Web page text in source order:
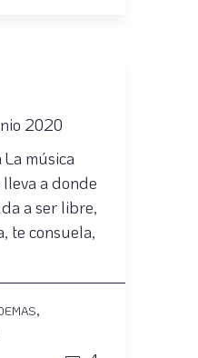
2020
música
a donde
a ser libre,
te consuela,
,